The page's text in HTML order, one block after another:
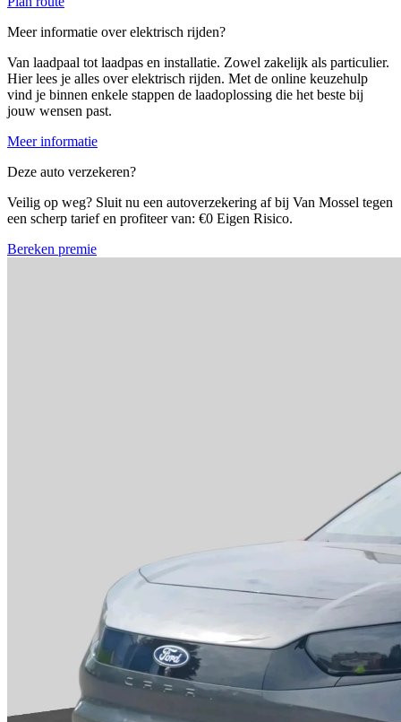
Meer informatie over elektrisch rijden?
Van laadpaal tot laadpas en installatie. Zowel zakelijk als particulier.
Hier lees je alles over elektrisch rijden. Met de online keuzehulp
vind je binnen enkele stappen de laadoplossing die het beste bij
jouw wensen past.
Meer informatie
Deze auto verzekeren?
Veilig op weg? Sluit nu een autoverzekering af bij Van Mossel tegen
een scherp tarief en profiteer van: €0 Eigen Risico.
Bereken premie